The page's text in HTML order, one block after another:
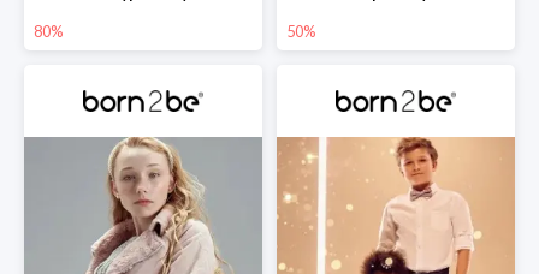
80% 50%